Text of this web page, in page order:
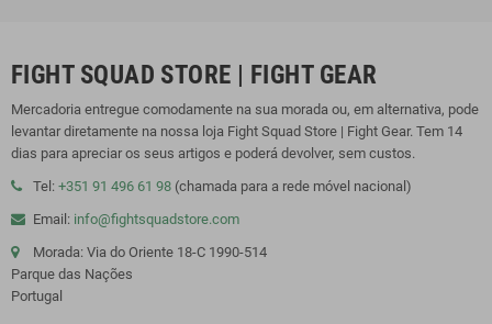
FIGHT SQUAD STORE | FIGHT GEAR
Mercadoria entregue comodamente na sua morada ou, em alternativa, pode
levantar diretamente na nossa loja Fight Squad Store | Fight Gear. Tem 14
dias para apreciar os seus artigos e poderá devolver, sem custos.
Tel: +351 91 496 61 98 (chamada para a rede móvel nacional)
Email: info@fightsquadstore.com
Morada: Via do Oriente 18-C 1990-514
Parque das Nações
Portugal